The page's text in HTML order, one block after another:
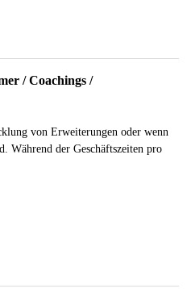
/ Coachings /
von Erweiterungen oder wenn
Während der Geschäftszeiten pro